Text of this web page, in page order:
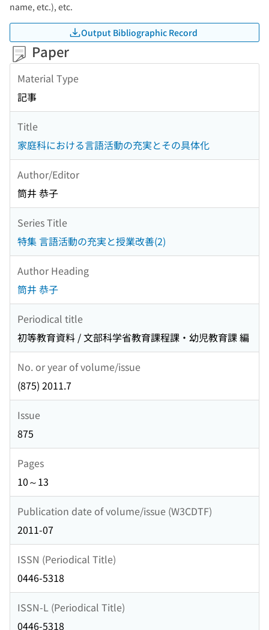
name, etc.), etc.
Output Bibliographic Record
Paper
Material Type
記事
Title
家庭科における言語活動の充実とその具体化
Author/Editor
筒井 恭子
Series Title
特集 言語活動の充実と授業改善(2)
Author Heading
筒井 恭子
Periodical title
初等教育資料 / 文部科学省教育課程課・幼児教育課 編
No. or year of volume/issue
(875) 2011.7
Issue
875
Pages
10～13
Publication date of volume/issue (W3CDTF)
2011-07
ISSN (Periodical Title)
0446-5318
ISSN-L (Periodical Title)
0446-5318